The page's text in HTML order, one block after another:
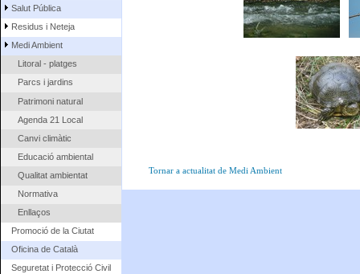
Salut Pública
Residus i Neteja
Medi Ambient
Litoral - platges
Parcs i jardins
Patrimoni natural
Agenda 21 Local
Canvi climàtic
Educació ambiental
Qualitat ambientat
Normativa
Enllaços
Promoció de la Ciutat
Oficina de Català
Seguretat i Protecció Civil
Tornar a actualitat de Medi Ambient